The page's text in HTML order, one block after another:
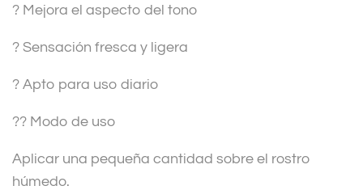
? Mejora el aspecto del tono
? Sensación fresca y ligera
? Apto para uso diario
?? Modo de uso
Aplicar una pequeña cantidad sobre el rostro
húmedo.